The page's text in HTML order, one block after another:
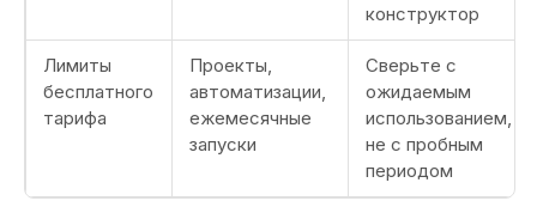
конструктор
Лимиты
бесплатного
тарифа
Проекты,
автоматизации,
ежемесячные
запуски
Сверьте с
ожидаемым
использованием, а
не с пробным
периодом